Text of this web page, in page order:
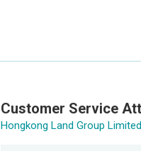
Hongkong Land Group Limited